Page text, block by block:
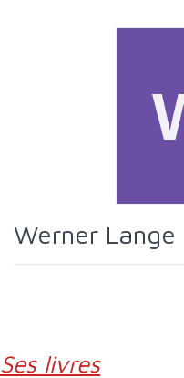
Werner Lange
Ses livres